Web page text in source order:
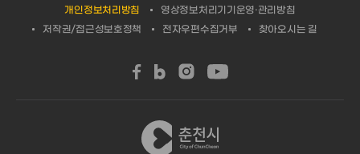
개인정보처리방침
영상정보처리기기운영·관리방침
저작권/접근성보호정책
전자우편수집거부 찾아오시는 길